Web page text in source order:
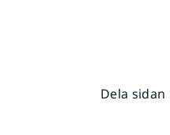
Dela sidan